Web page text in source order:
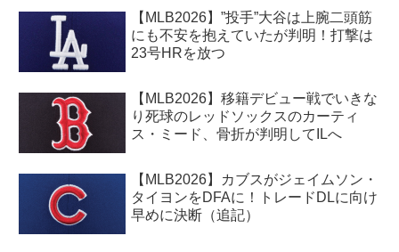
【MLB2026】”投手”大谷は上腕二頭筋
にも不安を抱えていたが判明！打撃は
23号HRを放つ
【MLB2026】移籍デビュー戦でいきな
り死球のレッドソックスのカーティ
ス・ミード、骨折が判明してILへ
【MLB2026】カブスがジェイムソン・
タイヨンをDFAに！トレードDLに向け
早めに決断（追記）